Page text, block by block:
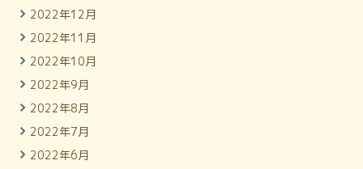
2022年12月
2022年11月
2022年10月
2022年9月
2022年8月
2022年7月
2022年6月